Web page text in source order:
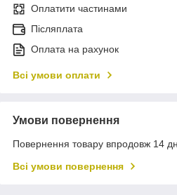
Оплатити частинами
Післяплата
Оплата на рахунок
Всі умови оплати
Умови повернення
Повернення товару впродовж 14
Всі умови повернення